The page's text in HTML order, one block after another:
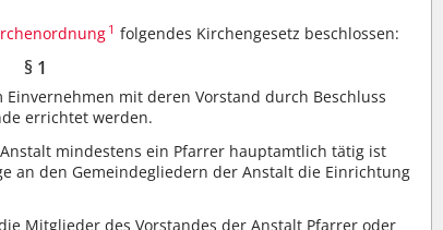
1 folgendes Kirchengesetz beschlossen:
§ 1
mit deren Vorstand durch Beschluss
errichtet werden.
mindestens ein Pfarrer hauptamtlich tätig ist
an den Gemeindegliedern der Anstalt die Einrichtung
Mitglieder des Vorstandes der Anstalt Pfarrer oder